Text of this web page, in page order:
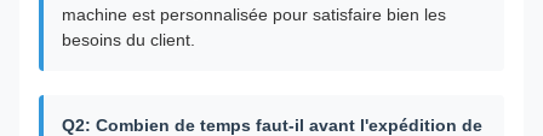
machine est personnalisée pour satisfaire bien les
besoins du client.
Q2: Combien de temps faut-il avant l'expédition de